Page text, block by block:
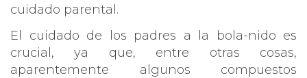
cuidado parental.
El cuidado de los padres a la bola-nido es
crucial, ya que, entre otras cosas,
aparentemente algunos compuestos